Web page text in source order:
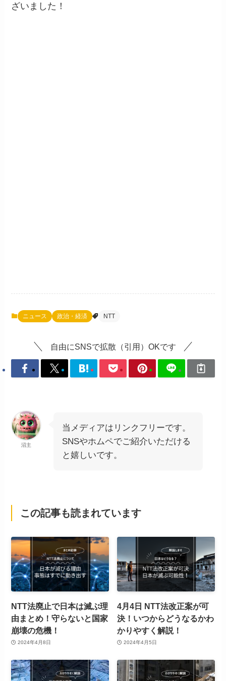
ざいました！
ニュース 政治・経済 NTT
自由にSNSで拡散（引用）OKです
沼主
当メディアはリンクフリーです。
SNSやホムペでご紹介いただける
と嬉しいです。
この記事も読まれています
NTT法廃止で日本は滅ぶ理
由まとめ！守らないと国家
崩壊の危機！
2024年4月8日
4月4日 NTT法改正案が可
決！いつからどうなるかわ
かりやすく解説！
2024年4月5日